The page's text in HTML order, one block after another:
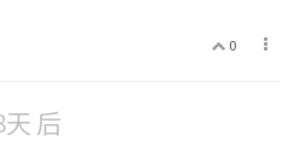
0
天 后